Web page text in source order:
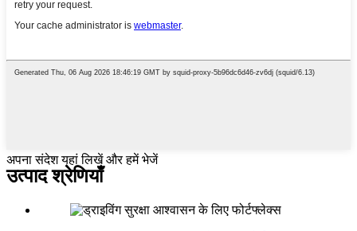
अपना संदेश यहां लिखें और हमें भेजें
उत्पाद श्रेणियाँ